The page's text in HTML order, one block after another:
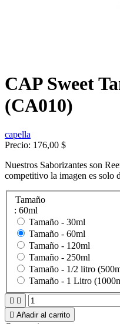
CAP Sweet
(CA010)
capella
Precio: 176,00 $
Nuestros Saborizantes son
competitivo la imagen es solo
Tamaño
: 60ml
Tamaño - 30ml
Tamaño - 60ml
Tamaño - 120ml
Tamaño - 250ml
Tamaño - 1/2 litro
Tamaño - 1 Litro
 
 Añadir al carrito